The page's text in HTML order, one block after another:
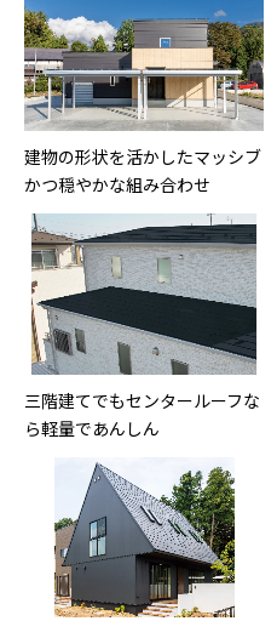
建物の形状を活かしたマッシブ
かつ穏やかな組み合わせ
三階建てでもセンタールーフな
ら軽量であんしん